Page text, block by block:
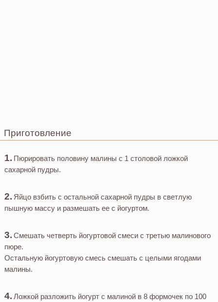
Приготовление
Пюрировать половину малины с 1 столовой ложкой
сахарной пудры.
Яйцо взбить с остальной сахарной пудры в светлую
пышную массу и размешать ее с йогуртом.
Смешать четверть йогуртовой смеси с третью малинового
пюре.
Остальную йогуртовую смесь смешать с целыми ягодами
малины.
Ложкой разложить йогурт с малиной в 8 формочек по 100